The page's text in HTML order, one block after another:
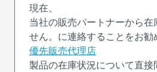
現在、
当社の販売パートナーから在
せん。に連絡することをお勧
優先販売代理店
製品の在庫状況について直接